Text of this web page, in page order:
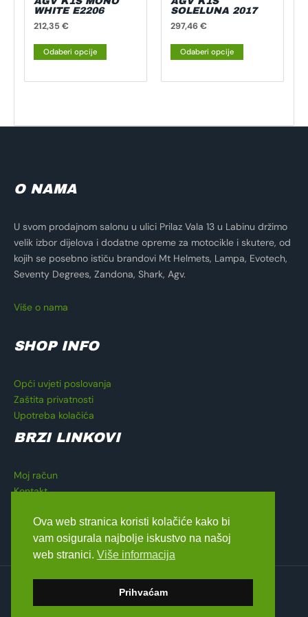
WHITE E2206
212,35 €
Odaberi opcije
na
SOLELUNA 2017
297,46€
Odaberi opcije
na
O NAMA
U svom prodajnom salonu u ulici Prilaz Vala 13 u Labinu držimo
velik izbor dijelova i dodatne opreme za motocikle i skutere, od
kojih se posebno ističu brandovi Mt Helmets, Lampa, Evotech,
Seventy Degrees, Zandona, Shark, Agv.
Više o nama
SHOP INFO
Opći uvjeti poslovanja
Zaštita privatnosti
Upotreba kolačića
BRZI LINKOVI
Moj račun
Kontakt
Blagajna
Copyright © 2026 Lavado Moto Shop
dizajn byMedialive
Ova web stranica koristi kolačiće kako bi
vam osigurala najbolje iskustvo na našoj
web stranici. Više informacija
Prihvaćam